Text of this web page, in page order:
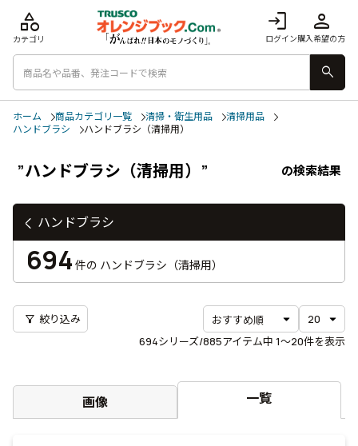
login
ログイン
person
購入希望の方
category
カテゴリ
search
ホーム 商品カテゴリ一覧 清掃・衛生用品
清掃用品
ハンドブラシ
ハンドブラシ（清掃用）
”ハンドブラシ（清掃用）” の検索結果
694シリーズ/885アイテム中 1〜20件を表示
filter_alt 絞り込み
画像 一覧
ハンドブラシ
694 件の ハンドブラシ（清掃用）